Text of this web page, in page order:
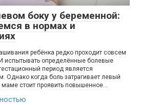
боку у беременной:
в нормах и
ребёнка редко проходит совсем
испытывать определённые болевые
период является
Однако когда боль затрагивает левый
стоит проявить повышенное…